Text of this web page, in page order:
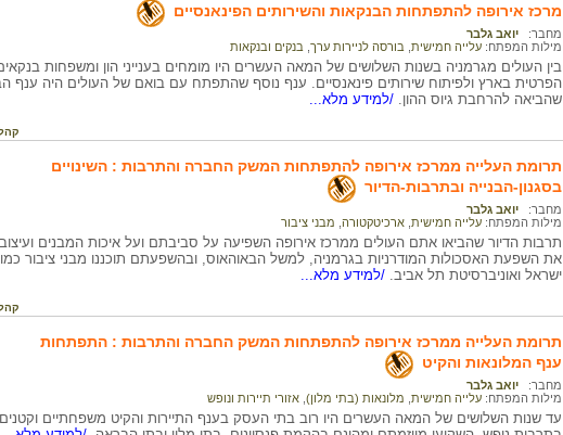
מרכז אירופה להתפתחות הבנקאות והשירותים הפינאנסיים
מחבר:
יואב גלבר
מילות המפתח: עלייה חמישית בורסה לניירות ערך בנקים ובנקאות
בין העולים מגרמניה בשנות השלושים של המאה העשרים היו מומחים בענייני הון ומשפחות
הפרטית בארץ ולפיתוח שירותים פינאנסיים. ענף נוסף שהתפתח עם בואם של העולים היה ענף
שהביאה להרחבת גיוס ההון. /למידע מלא...
תרומת העלייה ממרכז אירופה להתפתחות המשק החברה והתרבות : השינויים
בסגנון-הבנייה ובתרבות-הדיור
מחבר:
יואב גלבר
מילות המפתח: עלייה חמישית ארכיטקטורה מבני ציבור
תרבות הדיור שהביאו אתם העולים ממרכז אירופה השפיעה על סביבתם ועל איכות המבנים
את השפעת האסכולות המודרניות בגרמניה, למשל הבאוהאוס, ובהשפעתם תוכננו מבני ציבור כמו
ישראל ואוניברסיטת תל אביב. /למידע מלא...
תרומת העלייה ממרכז אירופה להתפתחות המשק החברה והתרבות : התפתחות
ענף המלונאות והקיט
מחבר:
יואב גלבר
מילות המפתח: עלייה חמישית מלונאות (בתי מלון) אזורי תיירות ונופש
עד שנות השלושים של המאה העשרים היו רוב בתי העסק בענף התיירות והקיט משפחתיים